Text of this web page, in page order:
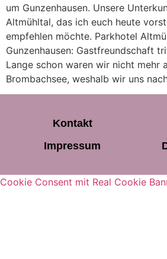
um Gunzenhausen. Unsere
Altmühltal, das ich euch heute
empfehlen möchte. Parkhotel
Gunzenhausen: Gastfreundschaft
Lange schon waren wir nicht mehr
Brombachsee, weshalb wir uns
Kontakt
Impressum
Cookie Consent mit Real Cookie